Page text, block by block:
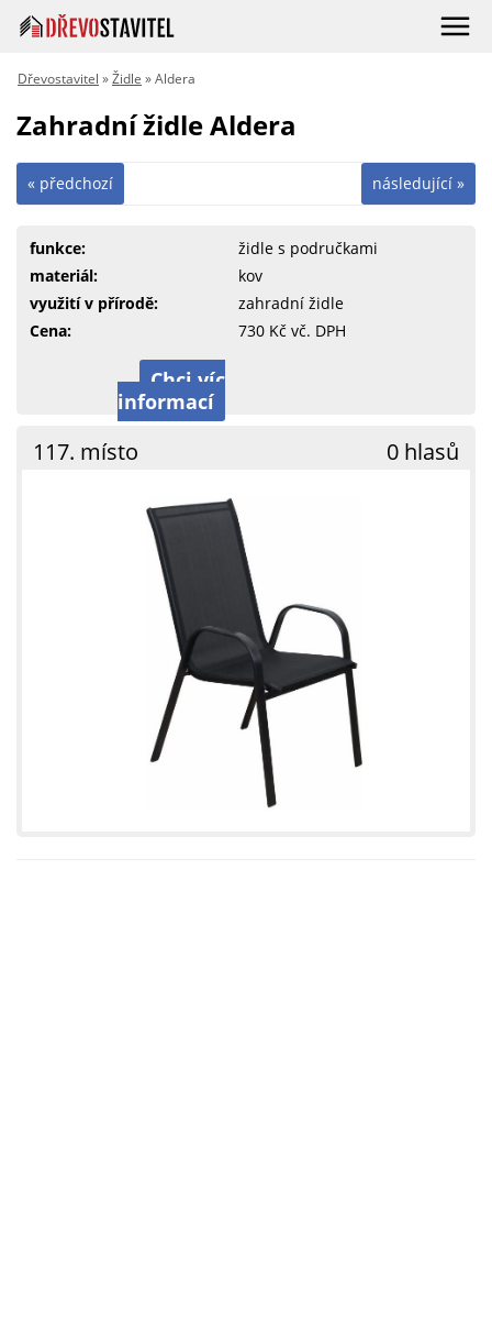
Dřevostavitel »Židle » Aldera
Zahradní židle Aldera
následující »
« předchozí
funkce:
židle s područkami
materiál:
kov
využití v přírodě:
zahradní židle
Cena:
730 Kč vč. DPH
Chci víc
informací
117. místo 0 hlasů